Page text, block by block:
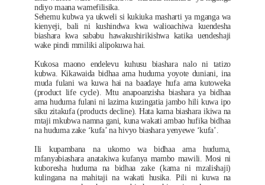
ndiyo maana wamefilisika.
Sehemu kubwa ya ukweli si kukiuka masharti ya mganga wa
kienyeji, bali ni kushindwa kwa walioachiwa kuendesha
biashara kwa sababu hawakushirikishwa katika uendeshaji
wake pindi mmiliki alipokuwa hai.
Kukosa maono endelevu kuhusu biashara nalo ni tatizo
kubwa. Kikawaida bidhaa ama huduma yoyote duniani, ina
muda fulani wa kuwa hai na baadaye hufa ama kutoweka
(product life cycle). Mtu anapoanzisha biashara ya bidhaa
ama huduma fulani ni lazima kuzingatia jambo hili kuwa ipo
siku zitakufa (products decline). Hata kama biashara ikiwa na
mtaji mkubwa namna gani, kuna wakati ambao hufika bidhaa
na huduma zake ‘kufa’ na hivyo biashara yenyewe ‘kufa’.
Ili kupambana na ukomo wa bidhaa ama huduma,
mfanyabiashara anatakiwa kufanya mambo mawili. Mosi ni
kuboresha huduma na bidhaa zake (kama ni mzalishaji)
kulingana na mahitaji na wakati husika. Pili ni kuwa na